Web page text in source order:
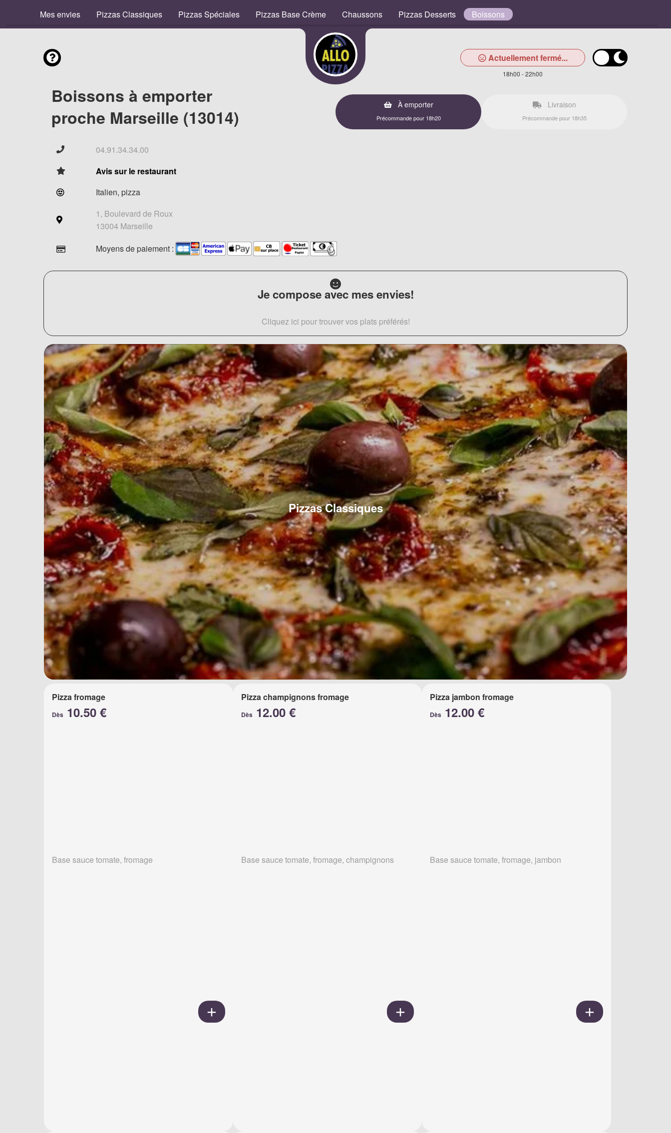
Mes envies Pizzas Classiques Pizzas Spéciales Pizzas Base Crème Chaussons Pizzas Desserts Boissons
Actuellement fermé...
18h00 - 22h00
Boissons à emporter
proche Marseille (13014)
À emporter
Précommande pour 18h20
Livraison
Précommande pour 18h35
04.91.34.34.00
Avis sur le restaurant
Italien, pizza
1, Boulevard de Roux
13004 Marseille
Moyens de paiement :
Je compose avec mes envies!
Cliquez ici pour trouver vos plats préférés!
Pizzas Classiques
Pizza fromage
Dès 10.50 €
Base sauce tomate, fromage
Pizza champignons fromage
Dès12.00 €
Base sauce tomate, fromage, champignons
Pizza jambon fromage
Dès 12.00 €
Base sauce tomate, fromage, jambon